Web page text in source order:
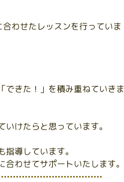
わせたレッスンを行っていま
できた！」を積み重ねていきま
けたらと思っています。
導しています。
わせてサポートいたします。